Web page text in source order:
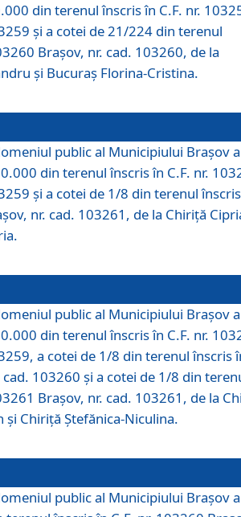
din terenul înscris în C.F. nr.
și a cotei de 21/224 din terenul
Brașov, nr. cad. 103260, de la
și Bucuraș Florina-Cristina.
public al Municipiului Braşov a
din terenul înscris în C.F. nr.
și a cotei de 1/8 din terenul
nr. cad. 103261, de la Chiriță
public al Municipiului Braşov a
din terenul înscris în C.F. nr.
a cotei de 1/8 din terenul înscris
cad. 103260 și a cotei de 1/8 din
Brașov, nr. cad. 103261, de la
și Chiriță Ștefănica-Niculina.
public al Municipiului Braşov a